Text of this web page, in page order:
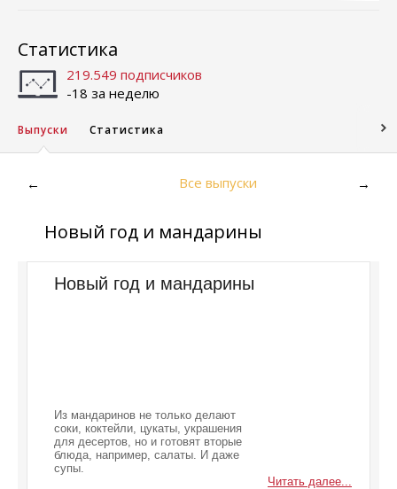
Статистика
219.549 подписчиков
-18 за неделю
Выпуски Статистика
← Все выпуски →
Новый год и мандарины
Новый год и мандарины
Из мандаринов не только делают
соки, коктейли, цукаты, украшения
для десертов, но и готовят вторые
блюда, например, салаты. И даже
супы.
Читать далее...